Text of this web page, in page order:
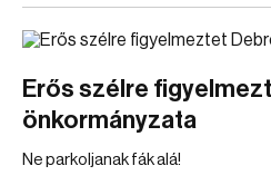
Erős szélre
önkormányzata
Ne parkoljanak fák alá!